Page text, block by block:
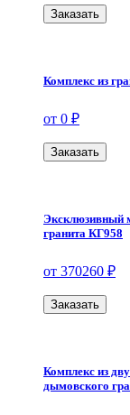
Заказать
Комплекс из
от 0 ₽
Заказать
Эксклюзивный
гранита КГ958
от 370260 ₽
Заказать
Комплекс из
дымовского